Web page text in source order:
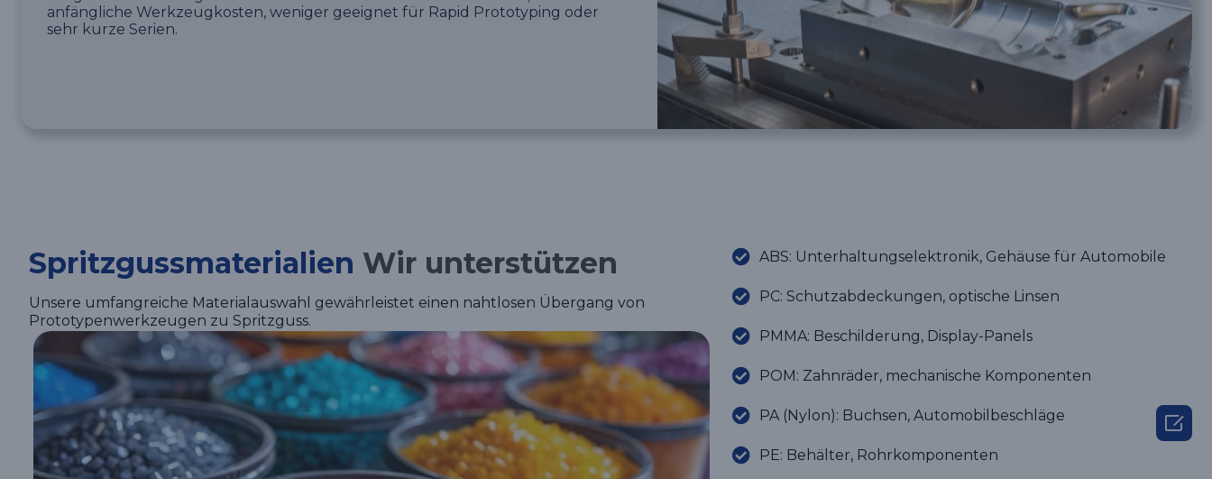
anfängliche Werkzeugkosten, weniger geeignet für Rapid Prototyping oder
sehr kurze Serien.
Spritzgussmaterialien Wir unterstützen
Unsere umfangreiche Materialauswahl gewährleistet einen nahtlosen Übergang von
Prototypenwerkzeugen zu Spritzguss.
ABS: Unterhaltungselektronik, Gehäuse für Automobile
PC: Schutzabdeckungen, optische Linsen
PMMA: Beschilderung, Display-Panels
POM: Zahnräder, mechanische Komponenten
PA (Nylon): Buchsen, Automobilbeschläge
PE: Behälter, Rohrkomponenten
